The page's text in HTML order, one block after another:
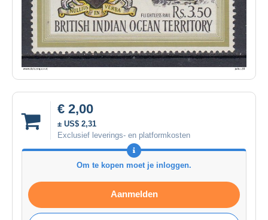
€ 2,00
± US$ 2,31
Exclusief leverings- en platformkosten
Om te kopen moet je inloggen.
Aanmelden